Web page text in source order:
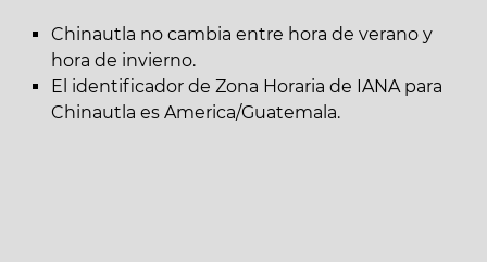
Chinautla no cambia entre hora de verano y
hora de invierno.
El identificador de Zona Horaria de IANA para
Chinautla es America/Guatemala.